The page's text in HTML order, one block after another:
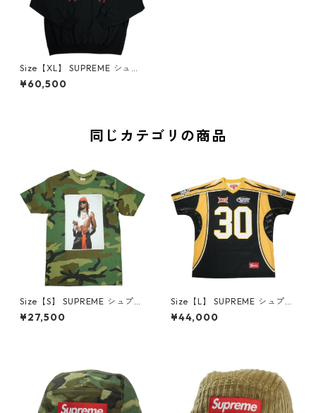
Size【XL】 SUPREME シュプ
リーム 26SS Ghostface Arc
Hooded Sweatshirt Black パ
¥60,500
同じカテゴリの商品
Size【S】 SUPREME シュプリ
ーム 25FW Playboi Carti Tee
Woodland Camo Tシャツ 緑
¥27,500
Size【L】 SUPREME シュプリ
ーム 24SS Sudden Death Fo
otball Jersey Black フットボ
¥44,000